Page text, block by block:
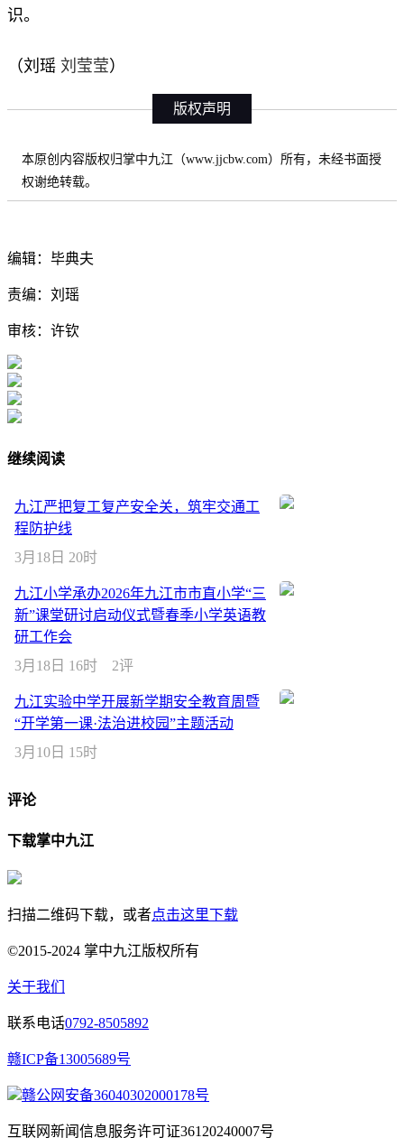
识。
（刘瑶 刘莹莹）
版权声明
本原创内容版权归掌中九江（www.jjcbw.com）所有，未经书面授
权谢绝转载。
编辑：毕典夫
责编：刘瑶
审核：许钦
继续阅读
九江严把复工复产安全关，筑牢交通工
程防护线
3月18日 20时
九江小学承办2026年九江市市直小学“三
新”课堂研讨启动仪式暨春季小学英语教
研工作会
3月18日 16时
2评
九江实验中学开展新学期安全教育周暨
“开学第一课·法治进校园”主题活动
3月10日 15时
评论
下载掌中九江
扫描二维码下载，或者点击这里下载
©2015-2024 掌中九江版权所有
关于我们
联系电话0792-8505892
赣ICP备13005689号
赣公网安备36040302000178号
互联网新闻信息服务许可证36120240007号